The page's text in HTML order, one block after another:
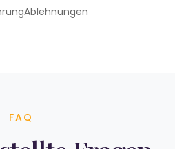
Ablehnungen
FAQ